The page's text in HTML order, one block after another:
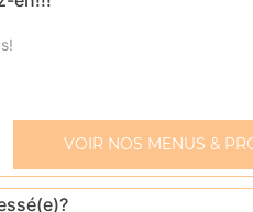
hachée
mozzarella, viande hachée
VOIR NOS MENUS &